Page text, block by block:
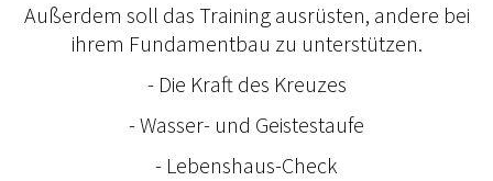
Außerdem soll das Training ausrüsten, andere bei
ihrem Fundamentbau zu unterstützen.
- Die Kraft des Kreuzes
- Wasser- und Geistestaufe
- Lebenshaus-Check